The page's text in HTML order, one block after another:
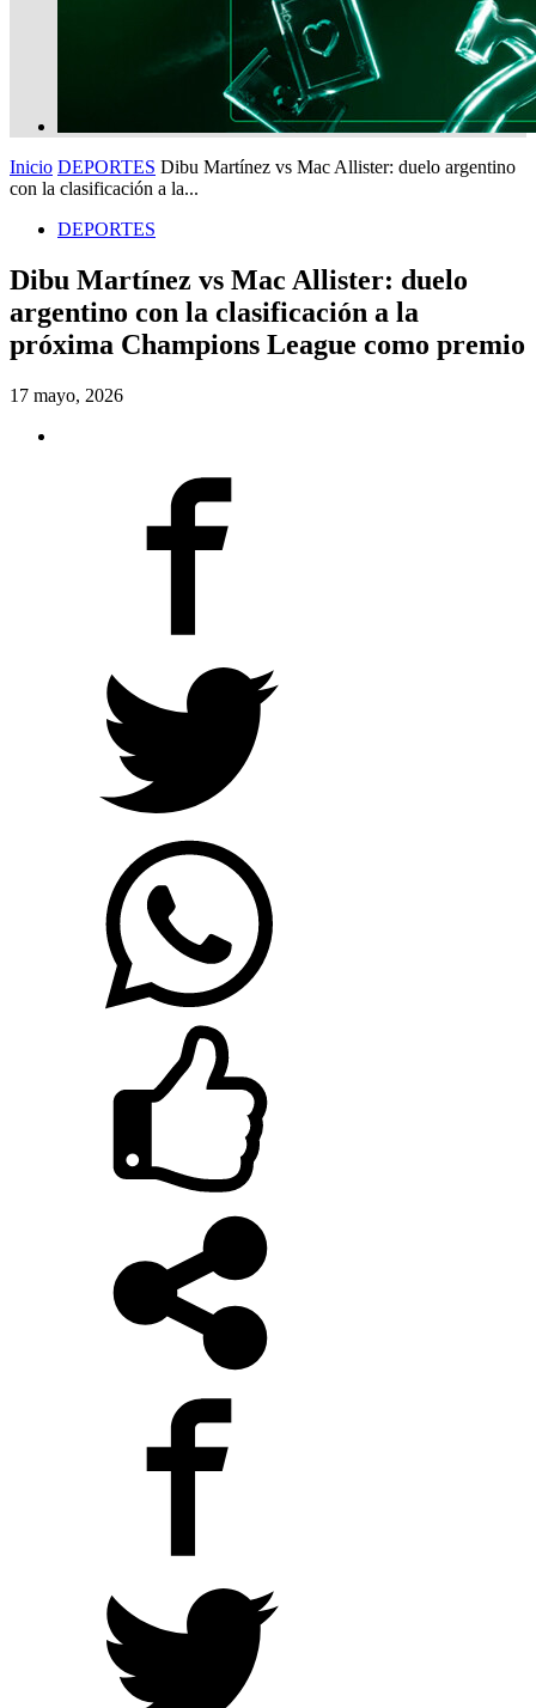
Inicio DEPORTES Dibu Martínez vs Mac Allister: duelo argentino
con la clasificación a la...
DEPORTES
Dibu Martínez vs Mac Allister: duelo
argentino con la clasificación a la
próxima Champions League como premio
17 mayo, 2026